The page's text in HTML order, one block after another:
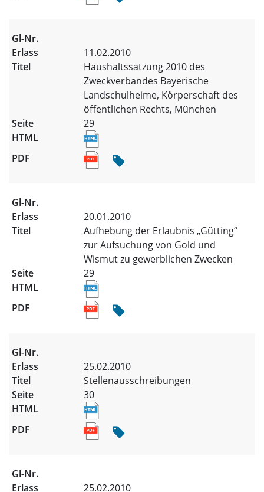
11.02.2010
Haushaltssatzung 2010 des
Zweckverbandes Bayerische
Landschulheime, Körperschaft des
öffentlichen Rechts, München
29
20.01.2010
Aufhebung der Erlaubnis „Gütting“
zur Aufsuchung von Gold und
Wismut zu gewerblichen Zwecken
29
25.02.2010
Stellenausschreibungen
30
25.02.2010